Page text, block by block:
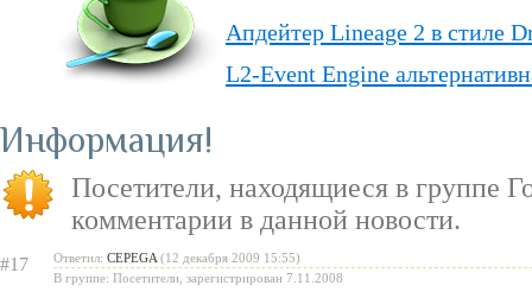
Апдейтер Lineage 2 в стиле
L2-Event Engine
бесплатную модель
«Испеки свою любовь» —
Святого Валентина
Информация
Посетители, находящиеся в группе
комментарии в данной новости.
#17 Ответил: CEPEGA (12 декабря 2009 15:55)
В группе: Посетители, зарегистрирован 7.11.2008